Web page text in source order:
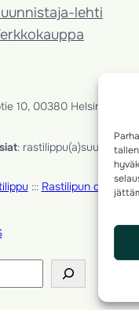
lehti
10, 00380 Helsinki,
:
::: Rastilipun ohjeet